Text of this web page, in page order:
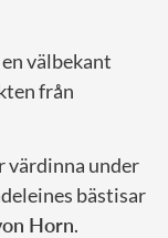
välbekant
från
värdinna under
bästisar
Horn.